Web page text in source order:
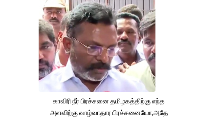
காவிரி நீர் பிரச்சனை தமிழகத்திற்கு எந்த
அளவிற்கு வாழ்வாதார பிரச்சனையோ,அதே